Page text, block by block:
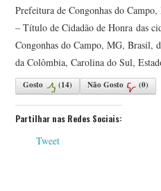
Prefeitura de Congonhas do
– Título de Cidadão de Honra das
Congonhas do Campo, MG, Brasil,
da Colômbia, Carolina do Sul,
Gosto (14) Não Gosto (0)
Partilhar nas Redes Sociais:
Tweet